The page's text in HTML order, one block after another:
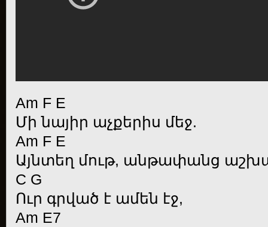
Am F E
Մի նայիր աչքերիս մեջ.
Am F E
Այնտեղ մութ, անթափանց
C G
Ուր գրված է ամեն էջ,
Am E7